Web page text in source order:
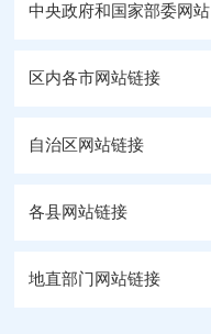
中央政府和国家部委网站
区内各市网站链接
自治区网站链接
各县网站链接
地直部门网站链接